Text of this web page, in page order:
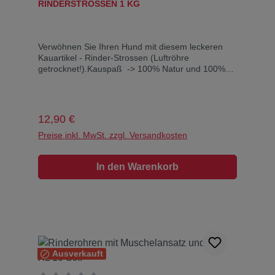
RINDERSTROSSEN 1 KG
Verwöhnen Sie Ihren Hund mit diesem leckeren
Kauartikel - Rinder-Strossen (Luftröhre
getrocknet!).Kauspaß -> 100% Natur und 100%
6,8%, Rohasche: 6,6%, Feuchtigkeit: 11,5%Diese
Strossen sind reine Naturprodukte. Bitte beachten
Sie: Dies sind Naturkauartikel und KEINE
Form, Farbe, Größe und Gewicht sich sehr
unterscheiden, teilweise auch außerhalb der
angegebenen Angaben liegen. Für die einzelnen
Regulärer Preis:
12,90 €
Preise inkl. MwSt. zzgl. Versandkosten
In den Warenkorb
Ausverkauft